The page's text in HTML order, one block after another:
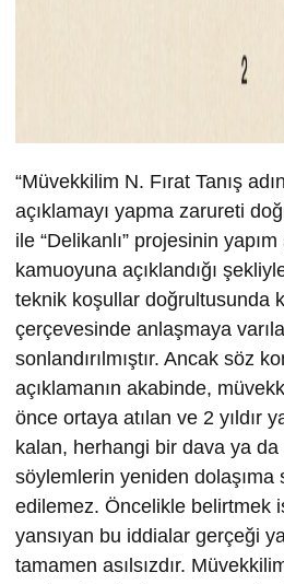
“Müvekkilim N. Fırat Tanış
açıklamayı yapma zarureti
ile “Delikanlı” projesinin
kamuoyuna açıklandığı
teknik koşullar doğrultusunda
çerçevesinde anlaşmaya
sonlandırılmıştır. Ancak söz
açıklamanın akabinde,
önce ortaya atılan ve 2 yıldır
kalan, herhangi bir dava ya
söylemlerin yeniden dolaşıma
edilemez. Öncelikle belirtmek
yansıyan bu iddialar gerçeği
tamamen asılsızdır.